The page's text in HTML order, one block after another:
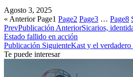
Agosto 3, 2025
« Anterior Page1 Page2 Page3 … Page8
PrevPublicación AnteriorSicarios,
Estado fallido en acción
Publicación SiguienteKast y el
Te puede interesar